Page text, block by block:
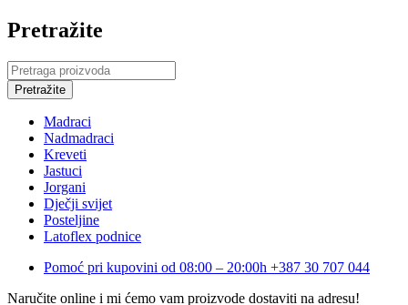
Pretražite
Madraci
Nadmadraci
Kreveti
Jastuci
Jorgani
Dječji svijet
Posteljine
Latoflex podnice
Pomoć pri kupovini od 08:00 – 20:00h +387 30 707 044
Naručite online i mi ćemo vam proizvode dostaviti na adresu!